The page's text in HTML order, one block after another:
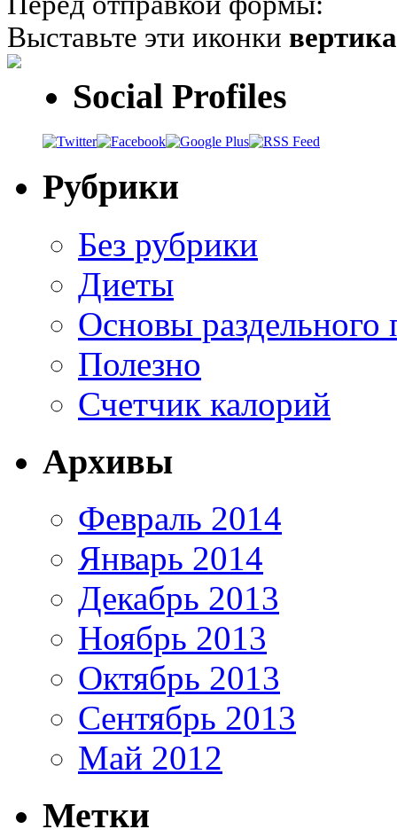
Выставьте эти иконки
Social Profiles
Рубрики
Без рубрики
Диеты
Основы раздельного
Полезно
Счетчик калорий
Архивы
Февраль 2014
Январь 2014
Декабрь 2013
Ноябрь 2013
Октябрь 2013
Сентябрь 2013
Май 2012
Метки